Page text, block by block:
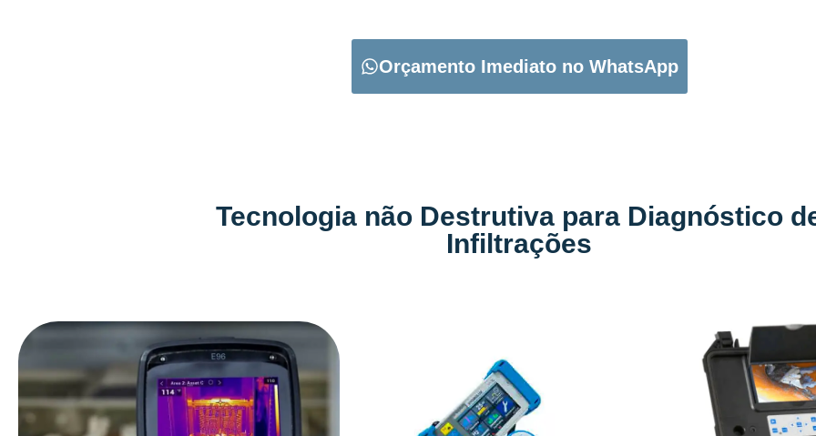
Orçamento Imediato no WhatsApp
Tecnologia não Destrutiva para Diagnóstico
Infiltrações